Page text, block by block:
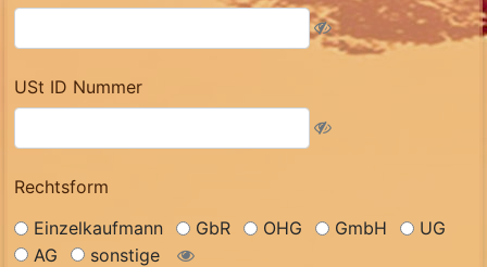
USt ID Nummer
Rechtsform
Einzelkaufmann
GbR OHG GmbH
UG
AG
sonstige